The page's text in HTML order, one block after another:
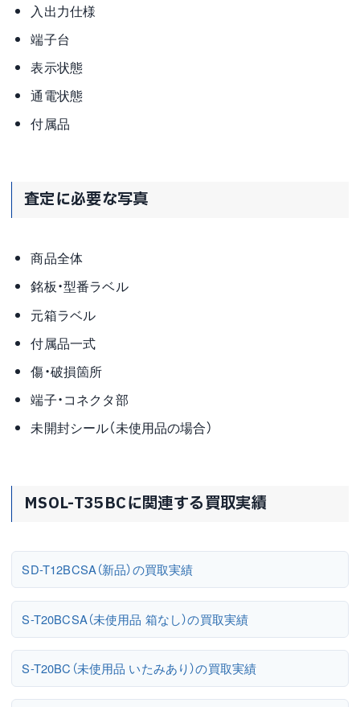
入出力仕様
端子台
表示状態
通電状態
付属品
査定に必要な写真
商品全体
銘板・型番ラベル
元箱ラベル
付属品一式
傷・破損箇所
端子・コネクタ部
未開封シール（未使用品の場合）
MSOL-T35BCに関連する買取実績
SD-T12BCSA（新品）の買取実績
S-T20BCSA（未使用品 箱なし）の買取実績
S-T20BC（未使用品 いたみあり）の買取実績